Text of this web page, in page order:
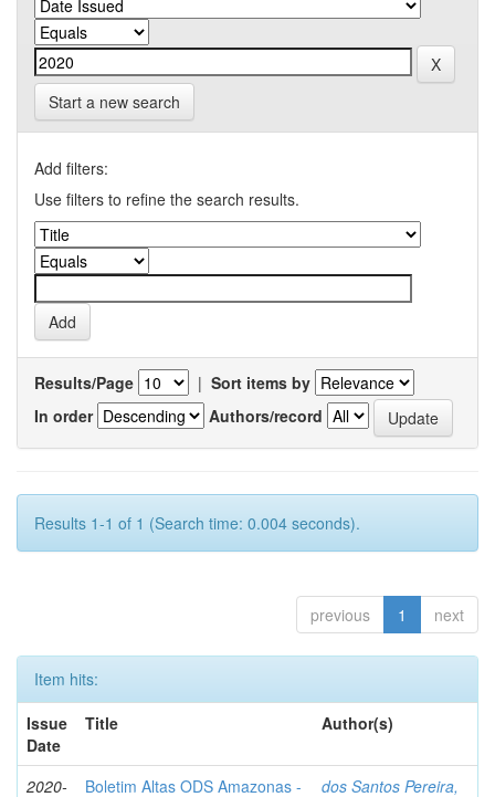
Start a new search
Add filters:
Use filters to refine the search results.
Results/Page | Sort items by
In order
Authors/record
Results 1-1 of 1 (Search time: 0.004 seconds).
previous 1 next
Item hits:
Issue
Date
Title Author(s)
2020- Boletim Altas ODS Amazonas - dos Santos Pereira,